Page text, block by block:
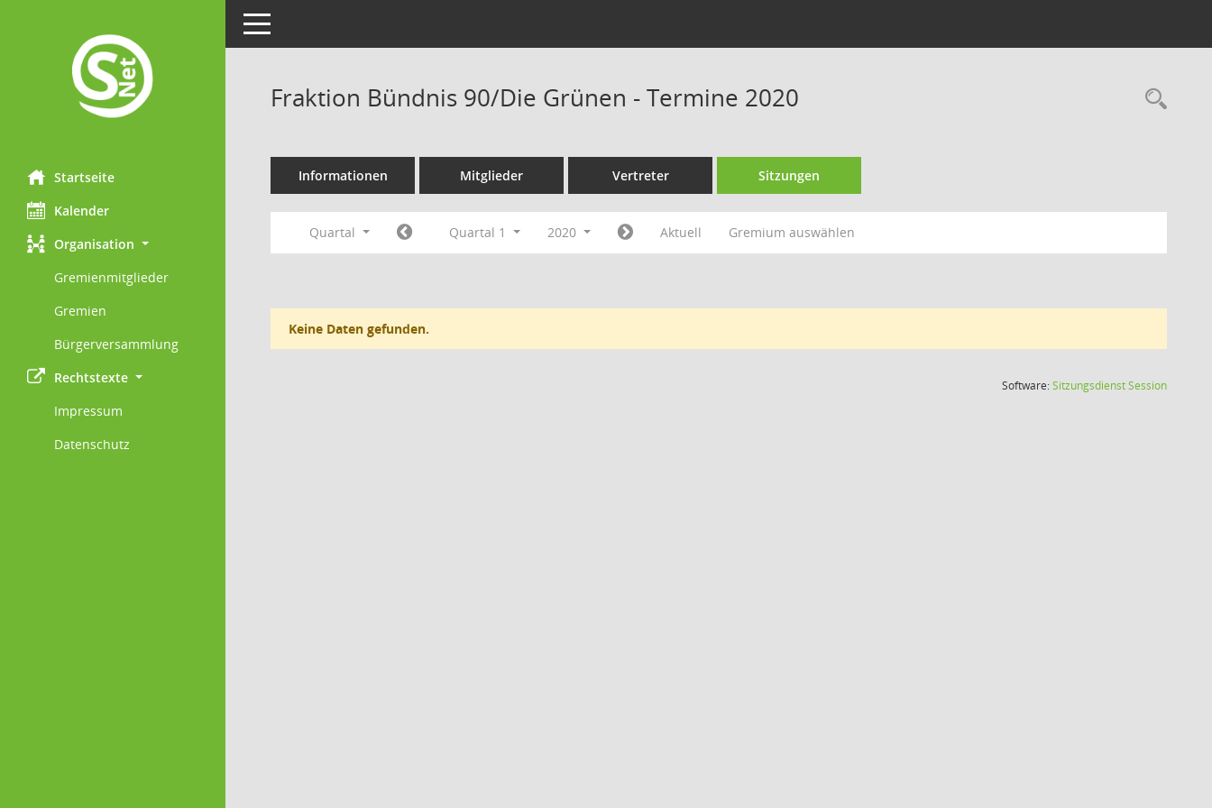
Startseite
Kalender
Organisation
Gremienmitglieder
Gremien
Bürgerversammlung
Rechtstexte
Impressum
Datenschutz
Toggle navigation
Fraktion Bündnis 90/Die Grünen - Termine 2020
Informationen Mitglieder Vertreter Sitzungen
Quartal Quartal 1 2020 Aktuell Gremium auswählen
Keine Daten gefunden.
Software:SitzungsdienstSession(Wird in